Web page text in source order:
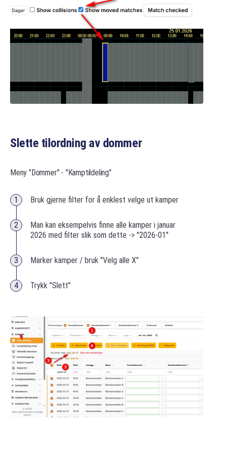
Slette tilordning av dommer
Meny "Dommer" - "Kamptildeling"
Bruk gjerne filter for å enklest velge ut kamper
Man kan eksempelvis finne alle kamper i januar
2026 med filter slik som dette -> "2026-01"
Marker kamper / bruk "Velg alle X"
Trykk "Slett"